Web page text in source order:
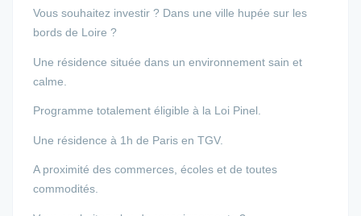
Vous souhaitez investir ? Dans une ville hupée sur les
bords de Loire ?
Une résidence située dans un environnement sain et
calme.
Programme totalement éligible à la Loi Pinel.
Une résidence à 1h de Paris en TGV.
A proximité des commerces, écoles et de toutes
commodités.